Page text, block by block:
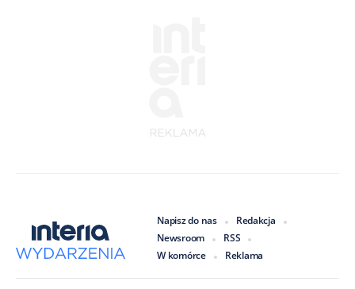
Napisz do nas
Redakcja
Newsroom
RSS
W komórce
Reklama